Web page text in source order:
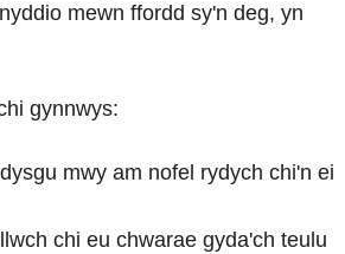
mewn ffordd sy'n deg, yn
gynnwys:
mwy am nofel rydych chi'n ei
chi eu chwarae gyda'ch teulu